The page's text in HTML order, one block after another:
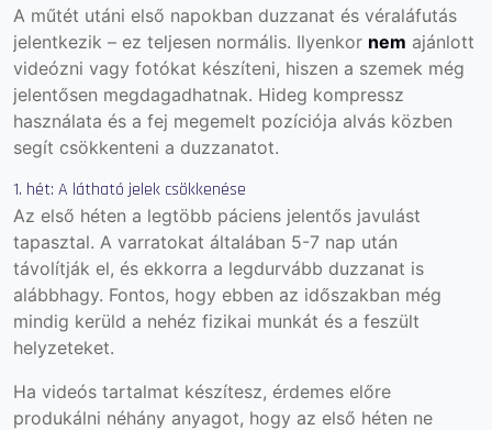
A műtét utáni első napokban duzzanat és véraláfutás
jelentkezik – ez teljesen normális. Ilyenkor nem ajánlott
videózni vagy fotókat készíteni, hiszen a szemek még
jelentősen megdagadhatnak. Hideg kompressz
használata és a fej megemelt pozíciója alvás közben
segít csökkenteni a duzzanatot.
1. hét: A látható jelek csökkenése
Az első héten a legtöbb páciens jelentős javulást
tapasztal. A varratokat általában 5-7 nap után
távolítják el, és ekkorra a legdurvább duzzanat is
alábbhagy. Fontos, hogy ebben az időszakban még
mindig kerüld a nehéz fizikai munkát és a feszült
helyzeteket.
Ha videós tartalmat készítesz, érdemes előre
produkálni néhány anyagot, hogy az első héten ne